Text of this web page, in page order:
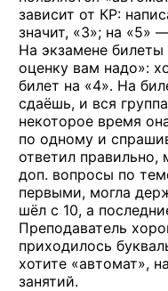
зависит от КР:
значит, «3»; на «5»
На экзамене
оценку вам надо»:
билет на «4». На
сдаёшь, и вся
некоторое время
по одному и
ответил правильно,
доп. вопросы по
первыми, могла
шёл с 10, а
Преподаватель
приходилось
хотите «автомат»,
занятий.